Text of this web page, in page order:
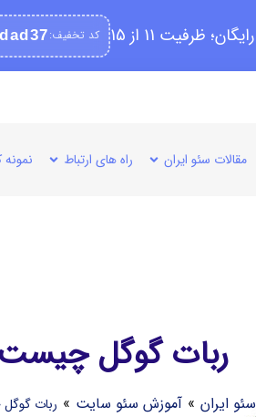
کد تخفیف:
مقالات سئو ایران راه های ارتباط
ربات گوگل چیست
سئو ایران » آموزش سئو سایت » ربات